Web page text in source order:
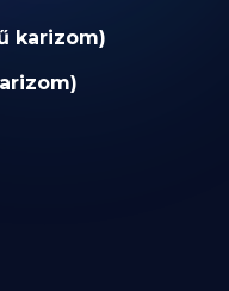
karizom)